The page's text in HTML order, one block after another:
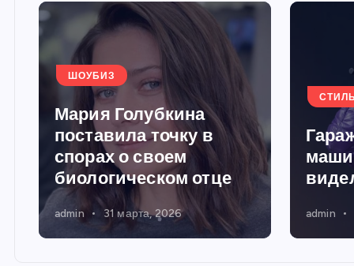
ШОУБИЗ
Мария Голубкина
поставила точку в
спорах о своем
биологическом отце
admin 31 марта, 2026 admin